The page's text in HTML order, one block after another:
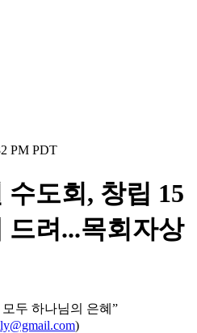
PM PDT
도회, 창립 15
드려...목회자상
두 하나님의 은혜”
)